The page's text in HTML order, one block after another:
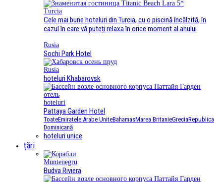
Turcia
Cele mai bune hoteluri din Turcia, cu o piscină încălzită, în
cazul în care vă puteți relaxa în orice moment al anului
Rusia
Sochi Park Hotel
Rusia
hoteluri Khabarovsk
hoteluri
Pattaya Garden Hotel
ToateEmiratele Arabe UniteBahamasMarea BritanieGreciaRepublica
Dominicană
hoteluri unice
țări
Muntenegru
Budva Riviera